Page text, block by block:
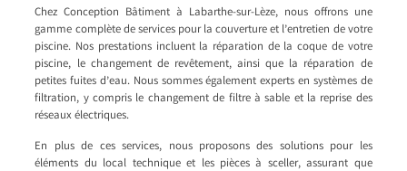
Chez Conception Bâtiment à Labarthe-sur-Lèze, nous offrons une
gamme complète de services pour la couverture et l’entretien de votre
piscine. Nos prestations incluent la réparation de la coque de votre
piscine, le changement de revêtement, ainsi que la réparation de
petites fuites d’eau. Nous sommes également experts en systèmes de
filtration, y compris le changement de filtre à sable et la reprise des
réseaux électriques.
En plus de ces services, nous proposons des solutions pour les
éléments du local technique et les pièces à sceller, assurant que